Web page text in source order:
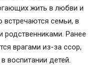
жить в любви и
встречаются семьи, в
родственниками. Ранее
врагами из-за ссор,
воспитании детей.